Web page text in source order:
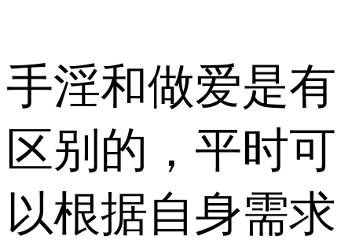
手淫和做爱是有
区别的，平时可
以根据自身需求